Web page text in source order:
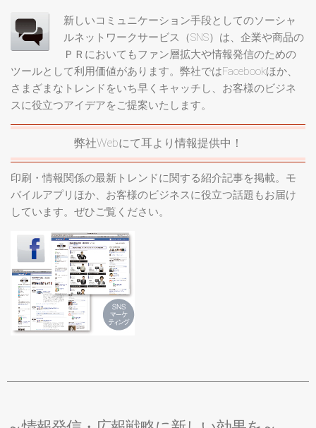
新しいコミュニケーション手段としてのソーシャ
ルネットワークサービス（SNS）は、企業や商品の
ＰＲにおいてもファン層拡大や情報発信のための
ツールとして利用価値があります。弊社ではFacebookほか、
さまざまなトレンドをいち早くキャッチし、お客様のビジネ
スに役立つアイデアをご提案いたします。
弊社Webにて耳より情報提供中！
印刷・情報関係の最新トレンドに関する紹介記事を掲載。モ
バイルアプリほか、お客様のビジネスに役立つ話題もお届け
しています。ぜひご覧ください。